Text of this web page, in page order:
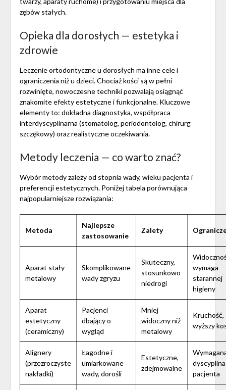
zębów stałych.
Opieka dla dorosłych — estetyka i
zdrowie
Leczenie ortodontyczne u dorosłych ma inne cele i
ograniczenia niż u dzieci. Chociaż kości są w pełni
rozwinięte, nowoczesne techniki pozwalają osiągnąć
znakomite efekty estetyczne i funkcjonalne. Kluczowe
elementy to: dokładna diagnostyka, współpraca
interdyscyplinarna (stomatolog, periodontolog, chirurg
szczękowy) oraz realistyczne oczekiwania.
Metody leczenia — co warto znać?
Wybór metody zależy od stopnia wady, wieku pacjenta i
preferencji estetycznych. Poniżej tabela porównująca
najpopularniejsze rozwiązania:
Metoda
Najlepsze
zastosowanie
Zalety
Aparat stały
metalowy
Skomplikowane
wady zgryzu
Skuteczny,
stosunkowo
niedrogi
wymaga
starannej
higieny
Aparat
estetyczny
(ceramiczny)
Pacjenci
dbający o
wygląd
Mniej
widoczny niż
metalowy
Kruchość,
wyższy
Alignery
(przezroczyste
nakładki)
Łagodne i
umiarkowane
wady, dorośli
Estetyczne,
zdejmowalne
dyscyplina
pacjenta